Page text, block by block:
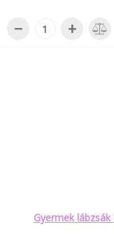
− +
Gyermek